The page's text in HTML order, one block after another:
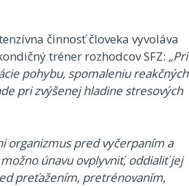
činnosť človeka vyvoláva
tréner rozhodcov SFZ: „Pri
pohybu, spomaleniu reakčných
pri zvýšenej hladine stresových
organizmus pred vyčerpaním a
únavu ovplyvniť, oddialiť jej
preťažením, pretrénovaním,